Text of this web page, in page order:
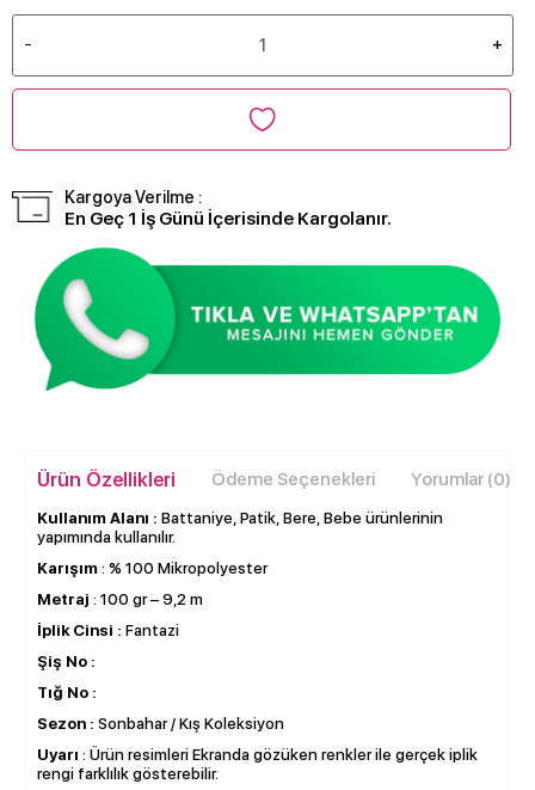
Kargoya Verilme :
En Geç 1 İş Günü İçerisinde Kargolanır.
Ürün Özellikleri Ödeme Seçenekleri Yorumlar (0)
Kullanım Alanı : Battaniye, Patik, Bere, Bebe ürünlerinin
yapımında kullanılır.
Karışım : % 100 Mikropolyester
Metraj : 100 gr – 9,2 m
İplik Cinsi : Fantazi
Şiş No :
Tığ No :
Sezon : Sonbahar / Kış Koleksiyon
Uyarı : Ürün resimleri Ekranda gözüken renkler ile gerçek iplik
rengi farklılık gösterebilir.